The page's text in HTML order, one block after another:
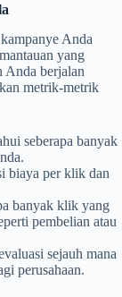
Anda
yang
Anda berjalan
metrik-metrik
seberapa banyak
biaya per klik dan
banyak klik yang
pembelian atau
sejauh mana
perusahaan.